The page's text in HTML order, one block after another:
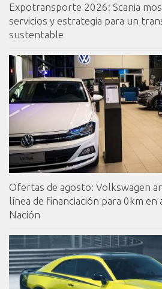
Expotransporte 2026: Scania
servicios y estrategia para un
sustentable
Ofertas de agosto: Volkswagen
línea de financiación para 0km en
Nación